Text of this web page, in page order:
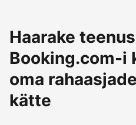
Haarake
Booking.com-i
oma
kätte